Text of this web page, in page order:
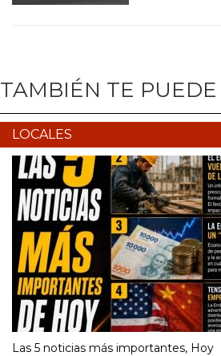
TAMBIÉN TE
LOCALES
Las 5 noticias más importantes, Hoy